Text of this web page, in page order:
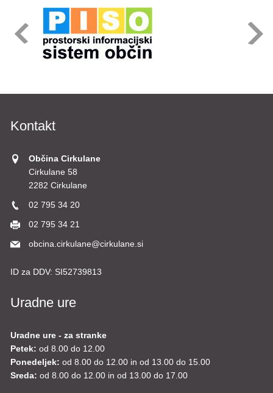
Kontakt
Občina Cirkulane
Cirkulane 58
2282 Cirkulane
02 795 34 20
02 795 34 21
obcina.cirkulane@cirkulane.si
ID za DDV: SI52739813
Uradne ure
Uradne ure - za stranke
Petek: od 8.00 do 12.00
Ponedeljek: od 8.00 do 12.00 in od 13.00 do 15.00
Sreda: od 8.00 do 12.00 in od 13.00 do 17.00